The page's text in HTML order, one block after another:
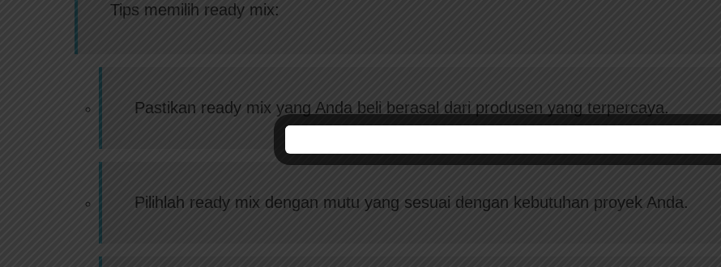
Tips memilih ready mix:
Pastikan ready mix yang Anda beli berasal dari produsen yang terpercaya.
Pilihlah ready mix dengan mutu yang sesuai dengan kebutuhan proyek Anda.